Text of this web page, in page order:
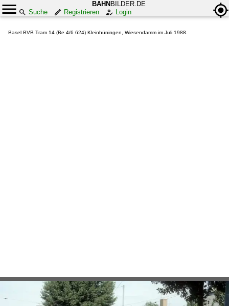
BAHN BILDER.DE
Suche
Registrieren Login
Basel BVB Tram 14 (Be 4/6 624) Kleinhüningen, Wiesendamm im Juli 1988.